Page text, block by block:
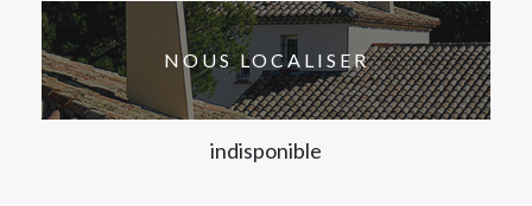
NOUS LOCALISER
indisponible